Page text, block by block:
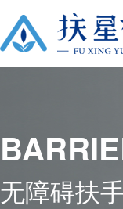
无障碍扶